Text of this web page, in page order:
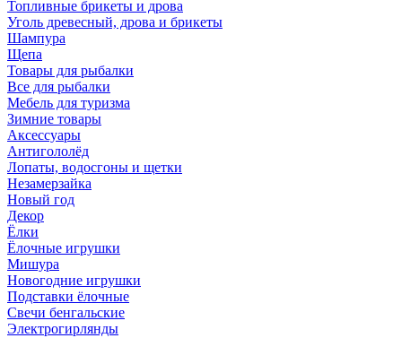
Топливные брикеты и дрова
Уголь древесный, дрова и брикеты
Шампура
Щепа
Товары для рыбалки
Все для рыбалки
Мебель для туризма
Зимние товары
Аксессуары
Антигололёд
Лопаты, водосгоны и щетки
Незамерзайка
Новый год
Декор
Ёлки
Ёлочные игрушки
Мишура
Новогодние игрушки
Подставки ёлочные
Свечи бенгальские
Электрогирлянды